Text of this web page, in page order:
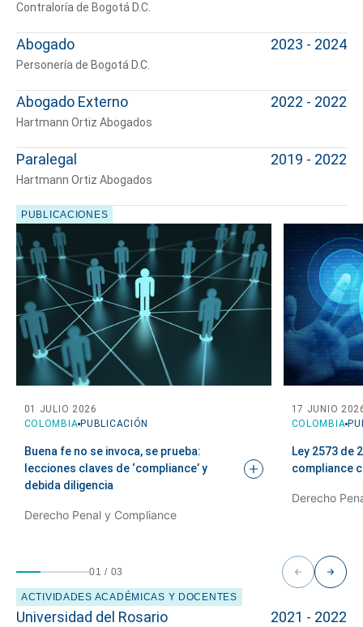
Cuéntanos, ¿Cómo
te podemos ayudar?
Contraloría de Bogotá D.C.
Abogado
Personería de Bogotá D.C.
2023 - 2024
Abogado Externo
Hartmann Ortiz Abogados
2022 - 2022
Paralegal
Hartmann Ortiz Abogados
2019 - 2022
PUBLICACIONES
COLOMBIA PUBLICACIÓN
01 JULIO 2026
Buena fe no se invoca, se prueba:
lecciones claves de ‘compliance’ y
debida diligencia
Derecho Penal y Compliance
COLOMBIA
17 JUNIO
Ley 2573 de
compliance
Derecho
01 / 03
ACTIVIDADES ACADÉMICAS Y DOCENTES
Universidad del Rosario 2021 - 2022